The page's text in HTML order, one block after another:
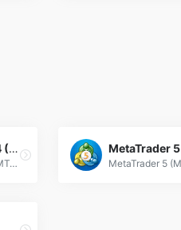
MetaTrader 4 (MT4)
MetaTrader 4 (MT4) คือแพลตฟอร์มเทรด Forex อันดับหนึ่ง ที่มาพร้อมเครื่องมือวิเคราะห์กราฟและระบบเทรดอัตโนมัติ ที่นักลงทุนมืออาชีพเลือกใช้